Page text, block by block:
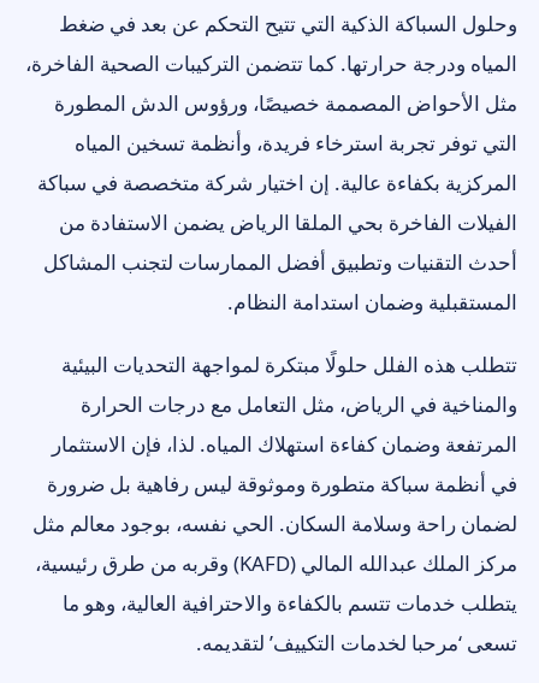
وحلول السباكة الذكية التي تتيح التحكم عن بعد في ضغط
المياه ودرجة حرارتها. كما تتضمن التركيبات الصحية الفاخرة،
مثل الأحواض المصممة خصيصًا، ورؤوس الدش المطورة
التي توفر تجربة استرخاء فريدة، وأنظمة تسخين المياه
المركزية بكفاءة عالية. إن اختيار شركة متخصصة في سباكة
الفيلات الفاخرة بحي الملقا الرياض يضمن الاستفادة من
أحدث التقنيات وتطبيق أفضل الممارسات لتجنب المشاكل
المستقبلية وضمان استدامة النظام.
تتطلب هذه الفلل حلولًا مبتكرة لمواجهة التحديات البيئية
والمناخية في الرياض، مثل التعامل مع درجات الحرارة
المرتفعة وضمان كفاءة استهلاك المياه. لذا، فإن الاستثمار
في أنظمة سباكة متطورة وموثوقة ليس رفاهية بل ضرورة
لضمان راحة وسلامة السكان. الحي نفسه، بوجود معالم مثل
مركز الملك عبدالله المالي (KAFD) وقربه من طرق رئيسية،
يتطلب خدمات تتسم بالكفاءة والاحترافية العالية، وهو ما
تسعى ‘مرحبا لخدمات التكييف’ لتقديمه.